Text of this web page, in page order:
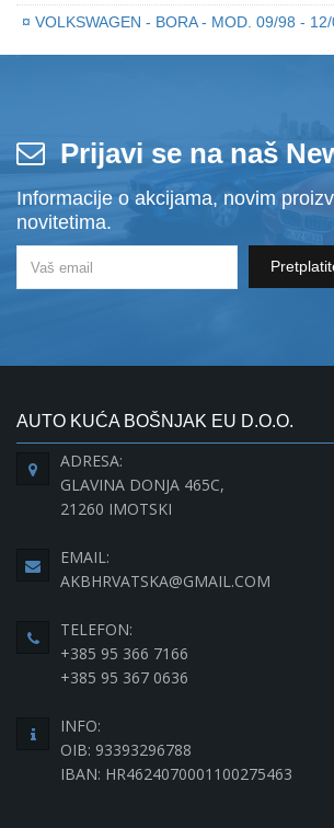
¤ VOLKSWAGEN - BORA - MOD. 09/98 -
Prijavi se na naš
Informacije o akcijama, novim
novitetima.
AUTO KUĆA BOŠNJAK EU D.O.O.
ADRESA:
GLAVINA DONJA 465C,
21260 IMOTSKI
EMAIL:
AKBHRVATSKA@GMAIL.COM
TELEFON:
+385 95 366 7166
+385 95 367 0636
INFO:
OIB: 93393296788
IBAN: HR4624070001100275463